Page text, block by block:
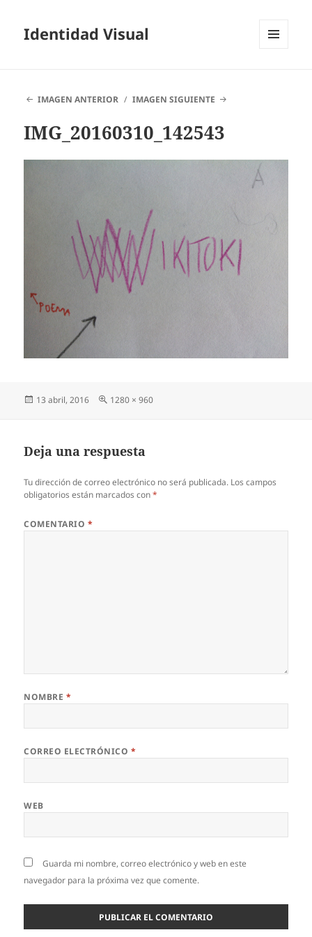
Identidad Visual
IMAGEN ANTERIOR
IMAGEN SIGUIENTE
IMG_20160310_142543
Publicado
13 abril, 2016
Tamaño
1280 × 960
Deja una respuesta
Tu dirección de correo electrónico no será publicada. Los campos
obligatorios están marcados con*
COMENTARIO *
NOMBRE *
CORREO ELECTRÓNICO *
WEB
Guarda mi nombre, correo electrónico y web en este
navegador para la próxima vez que comente.